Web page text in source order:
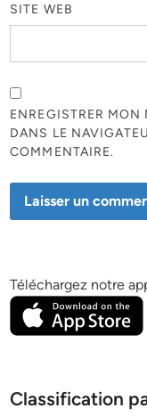
SITE WEB
ENREGISTRER
DANS LE
COMMENTAIRE.
Téléchargez notre
Classification